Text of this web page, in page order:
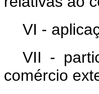
VI -
VII -
comércio